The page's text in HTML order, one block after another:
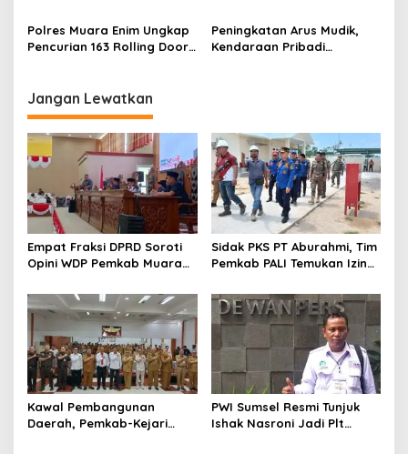
Polres Muara Enim Ungkap
Pencurian 163 Rolling Door
Peningkatan Arus Mudik,
Kendaraan Pribadi
Jangan Lewatkan
Empat Fraksi DPRD Soroti
Opini WDP Pemkab Muara
Kelola Keuangan
Sidak PKS PT Aburahmi, Tim
Pemkab PALI Temukan Izin
Kawal Pembangunan
Daerah, Pemkab-Kejari
PWI Sumsel Resmi Tunjuk
Ishak Nasroni Jadi Plt